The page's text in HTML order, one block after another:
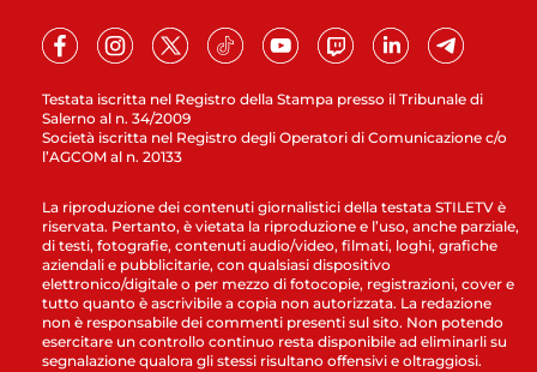
Testata iscritta nel Registro della Stampa presso il Tribunale di
Salerno al n. 34/2009
Società iscritta nel Registro degli Operatori di Comunicazione c/o
l’AGCOM al n. 20133
La riproduzione dei contenuti giornalistici della testata STILETV è
riservata. Pertanto, è vietata la riproduzione e l’uso, anche parziale,
di testi, fotografie, contenuti audio/video, filmati, loghi, grafiche
aziendali e pubblicitarie, con qualsiasi dispositivo
elettronico/digitale o per mezzo di fotocopie, registrazioni, cover e
tutto quanto è ascrivibile a copia non autorizzata. La redazione
non è responsabile dei commenti presenti sul sito. Non potendo
esercitare un controllo continuo resta disponibile ad eliminarli su
segnalazione qualora gli stessi risultano offensivi e oltraggiosi.